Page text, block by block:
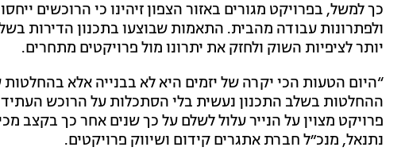
כך למשל, בפרויקט מגורים באזור הצפון זיהינו כי הרוכשים
ולפתרונות עבודה מהבית. התאמות שבוצעו בתכנון הדירות
יותר לציפיות השוק ולחזק את יתרונו מול פרויקטים מתחרים.
“היום הטעות הכי יקרה של יזמים היא לא בבנייה אלא
ההחלטות בשלב התכנון נעשית בלי הסתכלות על הרוכש
פרויקט מצוין על הנייר עלול לשלם על כך שנים אחר כך בקצב
נתנאל, מנכ״ל חברת אתגרים קידום ושיווק פרויקטים.